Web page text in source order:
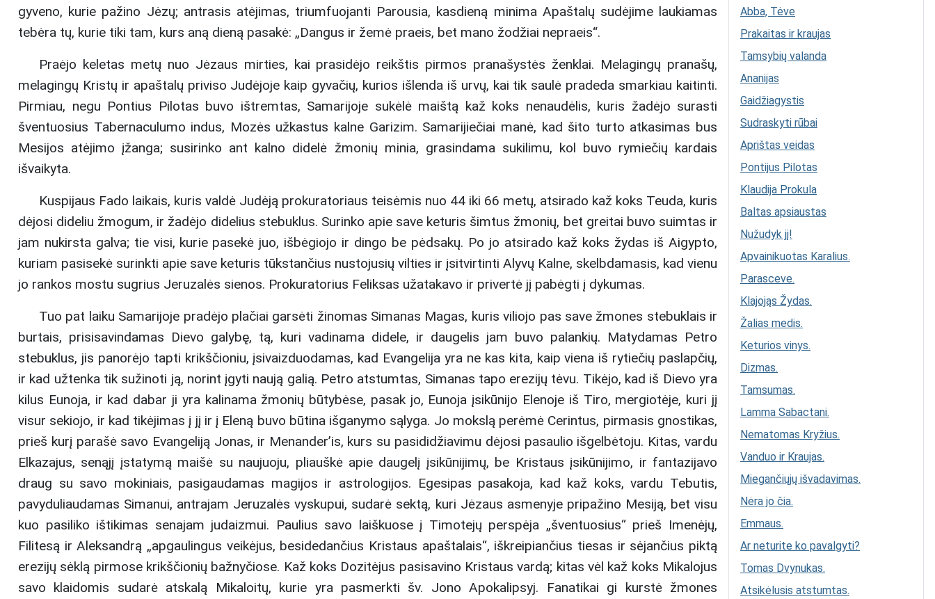
Abba, Tėve
Prakaitas ir kraujas
Tamsybių valanda
Ananijas
Gaidžiagystis
Sudraskyti rūbai
Aprištas veidas
Pontijus Pilotas
Klaudija Prokula
Baltas apsiaustas
Nužudyk jį!
Apvainikuotas Karalius.
Parasceve.
Klajojąs Žydas.
Žalias medis.
Keturios vinys.
Dizmas.
Tamsumas.
Lamma Sabactani.
Nematomas Kryžius.
Vanduo ir Kraujas.
Miegančiųjų išvadavimas.
Nėra jo čia.
Emmaus.
Ar neturite ko pavalgyti?
Tomas Dvynukas.
Atsikėlusis atstumtas.
gyveno, kurie pažino Jėzų; antrasis atėjimas, triumfuojanti Parousia, kasdieną minima Apaštalų sudėjime laukiamas
tebėra tų, kurie tiki tam, kurs aną dieną pasakė: „Dangus ir žemė praeis, bet mano žodžiai nepraeis“.
Praėjo keletas metų nuo Jėzaus mirties, kai prasidėjo reikštis pirmos pranašystės ženklai. Melagingų pranašų,
melagingų Kristų ir apaštalų priviso Judėjoje kaip gyvačių, kurios išlenda iš urvų, kai tik saulė pradeda smarkiau kaitinti.
Pirmiau, negu Pontius Pilotas buvo ištremtas, Samarijoje sukėlė maištą kaž koks nenaudėlis, kuris žadėjo surasti
šventuosius Tabernaculumo indus, Mozės užkastus kalne Garizim. Samarijiečiai manė, kad šito turto atkasimas bus
Mesijos atėjimo įžanga; susirinko ant kalno didelė žmonių minia, grasindama sukilimu, kol buvo rymiečių kardais
išvaikyta.
Kuspijaus Fado laikais, kuris valdė Judėją prokuratoriaus teisėmis nuo 44 iki 66 metų, atsirado kaž koks Teuda, kuris
dėjosi dideliu žmogum, ir žadėjo didelius stebuklus. Surinko apie save keturis šimtus žmonių, bet greitai buvo suimtas ir
jam nukirsta galva; tie visi, kurie pasekė juo, išbėgiojo ir dingo be pėdsakų. Po jo atsirado kaž koks žydas iš Aigypto,
kuriam pasisekė surinkti apie save keturis tūkstančius nustojusių vilties ir įsitvirtinti Alyvų Kalne, skelbdamasis, kad vienu
jo rankos mostu sugrius Jeruzalės sienos. Prokuratorius Feliksas užatakavo ir privertė jį pabėgti į dykumas.
Tuo pat laiku Samarijoje pradėjo plačiai garsėti žinomas Simanas Magas, kuris viliojo pas save žmones stebuklais ir
burtais, prisisavindamas Dievo galybę, tą, kuri vadinama didele, ir daugelis jam buvo palankių. Matydamas Petro
stebuklus, jis panorėjo tapti krikščioniu, įsivaizduodamas, kad Evangelija yra ne kas kita, kaip viena iš rytiečių paslapčių,
ir kad užtenka tik sužinoti ją, norint įgyti naują galią. Petro atstumtas, Simanas tapo erezijų tėvu. Tikėjo, kad iš Dievo yra
kilus Eunoja, ir kad dabar ji yra kalinama žmonių būtybėse, pasak jo, Eunoja įsikūnijo Elenoje iš Tiro, mergiotėje, kuri jį
visur sekiojo, ir kad tikėjimas į jį ir į Eleną buvo būtina išganymo sąlyga. Jo mokslą perėmė Cerintus, pirmasis gnostikas,
prieš kurį parašė savo Evangeliją Jonas, ir Menander’is, kurs su pasididžiavimu dėjosi pasaulio išgelbėtoju. Kitas, vardu
Elkazajus, senąjį įstatymą maišė su naujuoju, pliauškė apie daugelį įsikūnijimų, be Kristaus įsikūnijimo, ir fantazijavo
draug su savo mokiniais, pasigaudamas magijos ir astrologijos. Egesipas pasakoja, kad kaž koks, vardu Tebutis,
pavyduliaudamas Simanui, antrajam Jeruzalės vyskupui, sudarė sektą, kuri Jėzaus asmenyje pripažino Mesiją, bet visu
kuo pasiliko ištikimas senajam judaizmui. Paulius savo laiškuose į Timotejų perspėja „šventuosius“ prieš Imenėjų,
Filitesą ir Aleksandrą „apgaulingus veikėjus, besidedančius Kristaus apaštalais“, iškreipiančius tiesas ir sėjančius piktą
erezijų sėklą pirmose krikščionių bažnyčiose. Kaž koks Dozitėjus pasisavino Kristaus vardą; kitas vėl kaž koks Mikalojus
savo klaidomis sudarė atskalą Mikaloitų, kurie yra pasmerkti šv. Jono Apokalipsyj. Fanatikai gi kurstė žmones